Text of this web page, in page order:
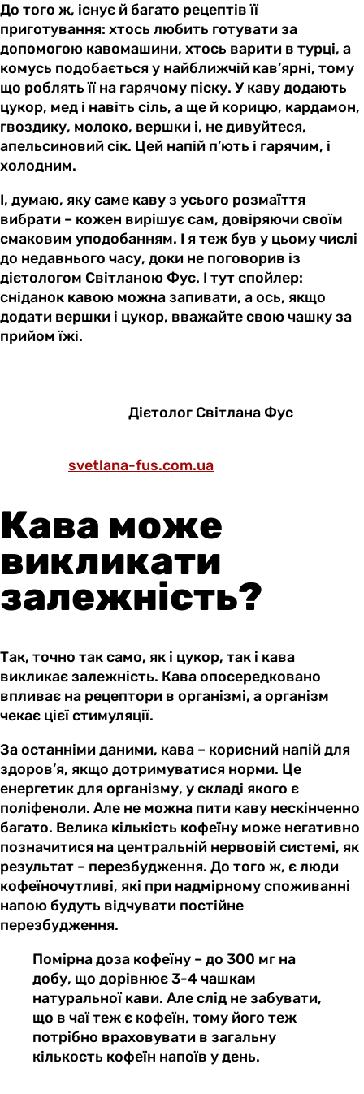
До того ж, існує й багато рецептів її
приготування: хтось любить готувати за
допомогою кавомашини, хтось варити в турці, а
комусь подобається у найближчій кав’ярні, тому
що роблять її на гарячому піску. У каву додають
цукор, мед і навіть сіль, а ще й корицю, кардамон,
гвоздику, молоко, вершки і, не дивуйтеся,
апельсиновий сік. Цей напій п’ють і гарячим, і
холодним.
І, думаю, яку саме каву з усього розмаїття
вибрати – кожен вирішує сам, довіряючи своїм
смаковим уподобанням. І я теж був у цьому числі
до недавнього часу, доки не поговорив із
дієтологом Світланою Фус. І тут спойлер:
сніданок кавою можна запивати, а ось, якщо
додати вершки і цукор, вважайте свою чашку за
прийом їжі.
Дієтолог Світлана Фус
svetlana-fus.com.ua
Кава може
викликати
залежність?
Так, точно так само, як і цукор, так і кава
викликає залежність. Кава опосередковано
впливає на рецептори в організмі, а організм
чекає цієї стимуляції.
За останніми даними, кава – корисний напій для
здоров’я, якщо дотримуватися норми. Це
енергетик для організму, у складі якого є
поліфеноли. Але не можна пити каву нескінченно
багато. Велика кількість кофеїну може негативно
позначитися на центральній нервовій системі, як
результат – перезбудження. До того ж, є люди
кофеїночутливі, які при надмірному споживанні
напою будуть відчувати постійне
перезбудження.
Помірна доза кофеїну – до 300 мг на
добу, що дорівнює 3-4 чашкам
натуральної кави. Але слід не забувати,
що в чаї теж є кофеїн, тому його теж
потрібно враховувати в загальну
кількость кофеїн напоїв у день.